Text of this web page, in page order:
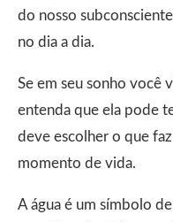
do nosso
no dia a dia.
Se em seu sonho você
entenda que ela pode
deve escolher o que
momento de vida.
A água é um símbolo